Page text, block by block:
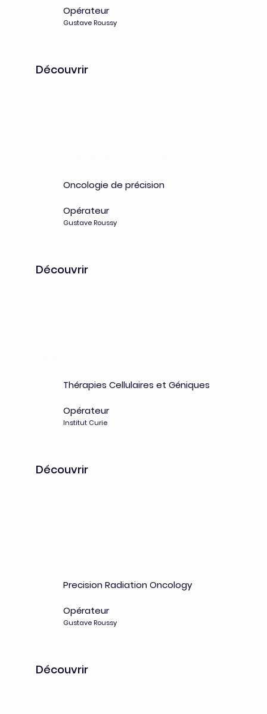
Opérateur
Gustave Roussy
Découvrir
Oncologie de précision
Opérateur
Gustave Roussy
Découvrir
Thérapies Cellulaires et Géniques
Opérateur
Institut Curie
Découvrir
Precision Radiation Oncology
Opérateur
Gustave Roussy
Découvrir